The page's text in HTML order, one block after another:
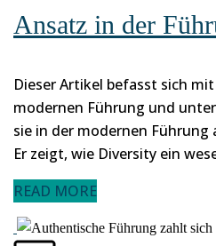
Ansatz in der
Dieser Artikel befasst sich
modernen Führung und
sie in der modernen
Er zeigt, wie Diversity ein
READ MORE